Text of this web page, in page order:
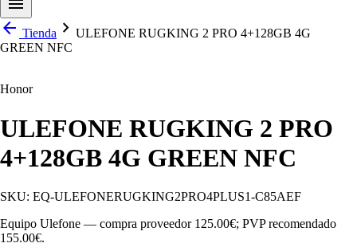
arrow_back Tienda chevron_right ULEFONE RUGKING 2 PRO 4+128GB 4G
GREEN NFC
Honor
ULEFONE RUGKING 2 PRO
4+128GB 4G GREEN NFC
SKU: EQ-ULEFONERUGKING2PRO4PLUS1-C85AEF
Equipo Ulefone — compra proveedor 125.00€; PVP recomendado
155.00€.